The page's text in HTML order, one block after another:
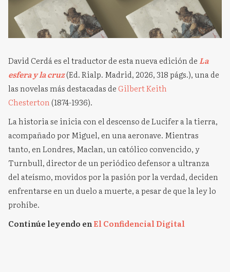
David Cerdá es el traductor de esta nueva edición de La
esfera y la cruz(Ed. Rialp. Madrid, 2026, 318 págs.), una de
las novelas más destacadas de Gilbert Keith
Chesterton(1874-1936).
La historia se inicia con el descenso de Lucifer a la tierra,
acompañado por Miguel, en una aeronave. Mientras
tanto, en Londres, Maclan, un católico convencido, y
Turnbull, director de un periódico defensor a ultranza
del ateísmo, movidos por la pasión por la verdad, deciden
enfrentarse en un duelo a muerte, a pesar de que la ley lo
prohíbe.
Continúe leyendo enEl Confidencial Digital